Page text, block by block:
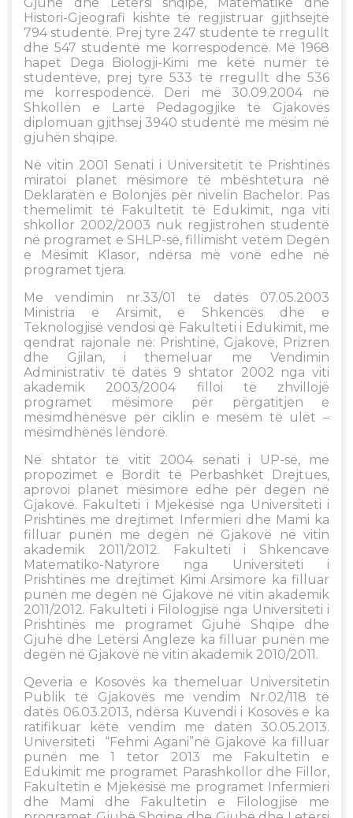
Histori-Gjeografi kishte të regjistruar gjithsejtë
794 studentë. Prej tyre 247 studentë të rregullt
dhe 547 studentë me korrespodencë. Më 1968
hapet Dega Biologji-Kimi me këtë numër të
studentëve, prej tyre 533 të rregullt dhe 536
me korrespodencë. Deri më 30.09.2004 në
Shkollën e Lartë Pedagogjike të Gjakovës
diplomuan gjithsej 3940 studentë me mësim në
gjuhën shqipe.
Në vitin 2001 Senati i Universitetit të Prishtinës
miratoi planet mësimore të mbështetura në
Deklaratën e Bolonjës për nivelin Bachelor. Pas
themelimit të Fakultetit të Edukimit, nga viti
shkollor 2002/2003 nuk regjistrohen studentë
në programet e SHLP-së, fillimisht vetëm Degën
e Mësimit Klasor, ndërsa më vonë edhe në
programet tjera.
Me vendimin nr.33/01 të datës 07.05.2003
Ministria e Arsimit, e Shkencës dhe e
Teknologjisë vendosi që Fakulteti i Edukimit, me
qendrat rajonale në: Prishtinë, Gjakovë, Prizren
dhe Gjilan, i themeluar me Vendimin
Administrativ të datës 9 shtator 2002 nga viti
akademik 2003/2004 filloi të zhvillojë
programet mësimore për përgatitjen e
mësimdhënësve për ciklin e mesëm të ulët –
mësimdhënës lëndorë.
Në shtator të vitit 2004 senati i UP-së, me
propozimet e Bordit të Përbashkët Drejtues,
aprovoi planet mësimore edhe për degën në
Gjakovë. Fakulteti i Mjekësisë nga Universiteti i
Prishtinës me drejtimet Infermieri dhe Mami ka
filluar punën me degën në Gjakovë në vitin
akademik 2011/2012. Fakulteti i Shkencave
Matematiko-Natyrore nga Universiteti i
Prishtinës me drejtimet Kimi Arsimore ka filluar
punën me degën në Gjakovë në vitin akademik
2011/2012. Fakulteti i Filologjisë nga Universiteti i
Prishtinës me programet Gjuhë Shqipe dhe
Gjuhë dhe Letërsi Angleze ka filluar punën me
degën në Gjakovë në vitin akademik 2010/2011.
Qeveria e Kosovës ka themeluar Universitetin
Publik të Gjakovës me vendim Nr.02/118 të
datës 06.03.2013, ndërsa Kuvendi i Kosovës e ka
ratifikuar këtë vendim me datën 30.05.2013.
Universiteti “Fehmi Agani”në Gjakovë ka filluar
punën me 1 tetor 2013 me Fakultetin e
Edukimit me programet Parashkollor dhe Fillor,
Fakultetin e Mjekësisë me programet Infermieri
dhe Mami dhe Fakultetin e Filologjisë me